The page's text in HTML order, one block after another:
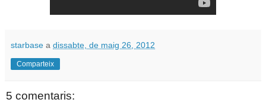
starbase a dissabte, de maig 26, 2012
Comparteix
5 comentaris: